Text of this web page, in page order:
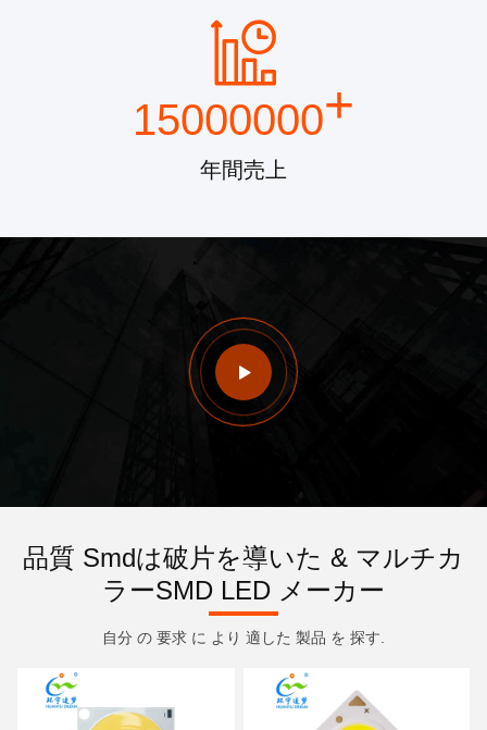
15000000+
年間売上
品質 Smdは破片を導いた & マルチカ
ラーSMD LED メーカー
自分 の 要求 に より 適した 製品 を 探す.